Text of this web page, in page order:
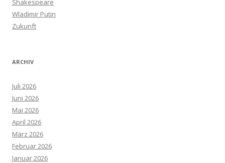
Shakespeare
Wladimir Putin
Zukunft
ARCHIV
Juli 2026
Juni 2026
Mai 2026
April 2026
März 2026
Februar 2026
Januar 2026